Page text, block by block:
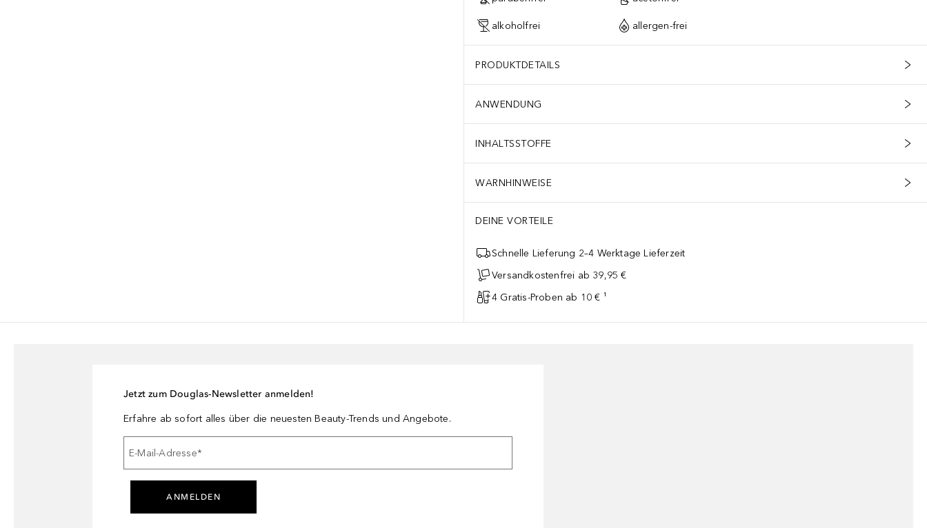
alkoholfrei allergen-frei
PRODUKTDETAILS
ANWENDUNG
INHALTSSTOFFE
WARNHINWEISE
DEINE VORTEILE
Schnelle Lieferung 2–4 Werktage Lieferzeit
Versandkostenfrei ab 39,95 €
4 Gratis-Proben ab 10 € ¹
Jetzt zum Douglas-Newsletter anmelden!
Erfahre ab sofort alles über die neuesten Beauty-Trends und Angebote.
E-Mail-Adresse*
ANMELDEN